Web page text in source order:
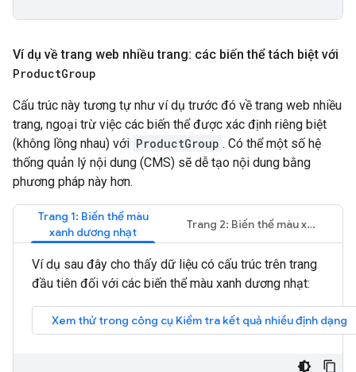
Ví dụ về trang web nhiều trang: các biến thể tách biệt với
ProductGroup
Cấu trúc này tương tự như ví dụ trước đó về trang web nhiều
trang, ngoại trừ việc các biến thể được xác định riêng biệt
(không lồng nhau) với ProductGroup . Có thể một số hệ
thống quản lý nội dung (CMS) sẽ dễ tạo nội dung bằng
phương pháp này hơn.
Trang 1: Biến thể màu
xanh dương nhạt
Trang 2: Biến thể màu xanh lá
Ví dụ sau đây cho thấy dữ liệu có cấu trúc trên trang
đầu tiên đối với các biến thể màu xanh dương nhạt: